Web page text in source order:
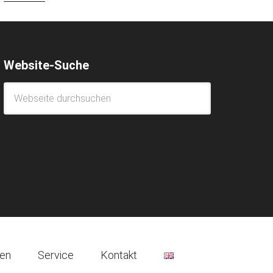
Website-Suche
Service Kontakt